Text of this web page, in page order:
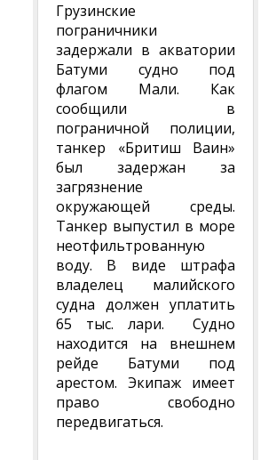
Грузинские
пограничники
задержали в акватории
Батуми судно под
флагом Мали. Как
сообщили в
пограничной полиции,
танкер «Бритиш Ваин»
был задержан за
загрязнение
окружающей среды.
Танкер выпустил в море
неотфильтрованную
воду. В виде штрафа
владелец малийского
судна должен уплатить
65 тыс. лари. Судно
находится на внешнем
рейде Батуми под
арестом. Экипаж имеет
право свободно
передвигаться.